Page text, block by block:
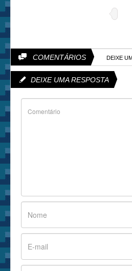
COMENTÁRIOS DEIXE
DEIXE UMA RESPOSTA